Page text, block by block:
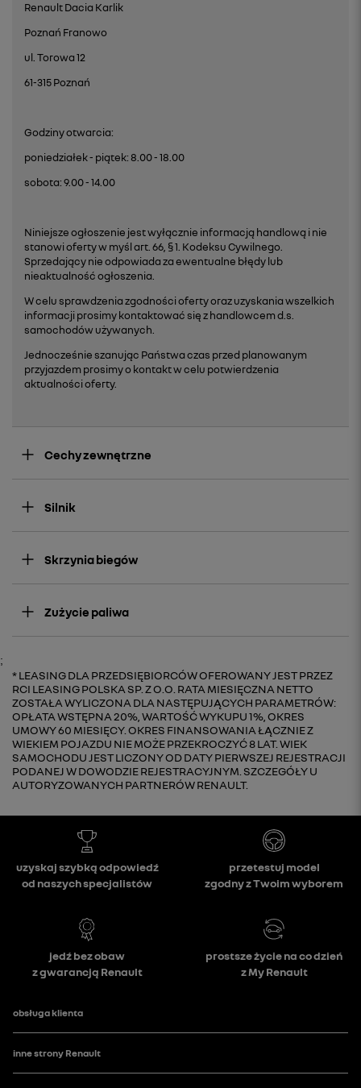
Renault Dacia Karlik
Poznań Franowo
ul. Torowa 12
61-315 Poznań
Godziny otwarcia:
poniedziałek - piątek: 8.00 - 18.00
sobota: 9.00 - 14.00
Niniejsze ogłoszenie jest wyłącznie informacją handlową i nie
stanowi oferty w myśl art. 66, § 1. Kodeksu Cywilnego.
Sprzedający nie odpowiada za ewentualne błędy lub
nieaktualność ogłoszenia.
W celu sprawdzenia zgodności oferty oraz uzyskania wszelkich
informacji prosimy kontaktować się z handlowcem d.s.
samochodów używanych.
Jednocześnie szanując Państwa czas przed planowanym
przyjazdem prosimy o kontakt w celu potwierdzenia
aktualności oferty.
Cechy zewnętrzne
Silnik
Skrzynia biegów
Zużycie paliwa
;
LEASING DLA PRZEDSIĘBIORCÓW OFEROWANY JEST PRZEZ
RCI LEASING POLSKA SP. Z O.O. RATA MIESIĘCZNA NETTO
ZOSTAŁA WYLICZONA DLA NASTĘPUJĄCYCH PARAMETRÓW:
OPŁATA WSTĘPNA 20%, WARTOŚĆ WYKUPU 1%, OKRES
UMOWY 60 MIESIĘCY. OKRES FINANSOWANIA ŁĄCZNIE Z
WIEKIEM POJAZDU NIE MOŻE PRZEKROCZYĆ 8 LAT. WIEK
SAMOCHODU JEST LICZONY OD DATY PIERWSZEJ REJESTRACJI
PODANEJ W DOWODZIE REJESTRACYJNYM. SZCZEGÓŁY U
AUTORYZOWANYCH PARTNERÓW RENAULT.